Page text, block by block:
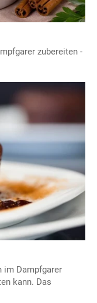
zubereiten -
im Dampfgarer
kann. Das